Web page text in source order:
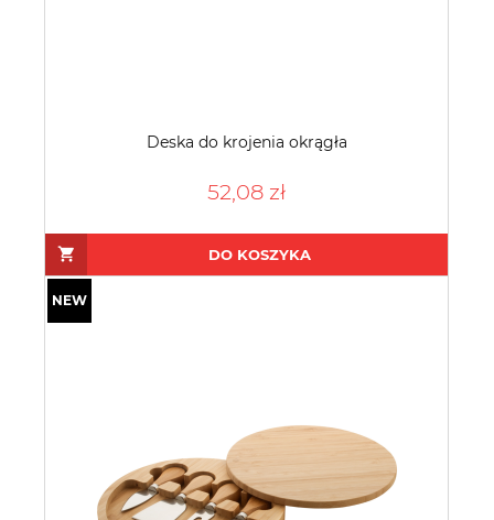
Deska do krojenia okrągła
52,08 zł
DO KOSZYKA